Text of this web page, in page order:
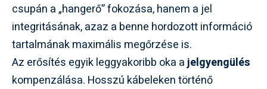
csupán a „hangerő” fokozása, hanem a jel
integritásának, azaz a benne hordozott információ
tartalmának maximális megőrzése is.
Az erősítés egyik leggyakoribb oka ajelgyengülés
kompenzálása. Hosszú kábeleken történő